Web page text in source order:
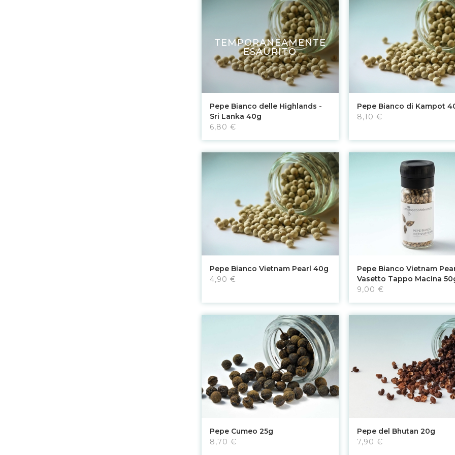
TEMPORANEAMENTE
ESAURITO
Vedi
Pepe Bianco delle Highlands -
Sri Lanka 40g
6,80 €
Aggiungi al carrello
Pepe Bianco di Kampot
8,10 €
Aggiungi al carrello
Pepe Bianco Vietnam Pearl 40g
4,90 €
Aggiungi al carrello
Pepe Bianco Vietnam
Vasetto Tappo Macina
9,00 €
Aggiungi al carrello
Pepe Cumeo 25g
8,70 €
Aggiungi al carrello
Pepe del Bhutan 20g
7,90 €